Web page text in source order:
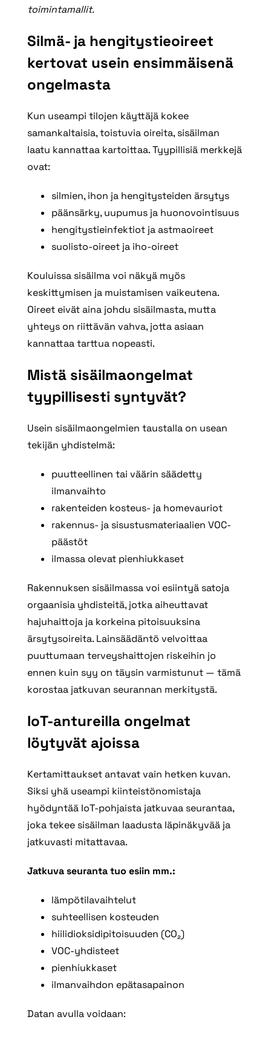
toimintamallit.
Silmä- ja hengitystieoireet
kertovat usein ensimmäisenä
ongelmasta
Kun useampi tilojen käyttäjä kokee
samankaltaisia, toistuvia oireita, sisäilman
laatu kannattaa kartoittaa. Tyypillisiä merkkejä
ovat:
silmien, ihon ja hengitysteiden ärsytys
päänsärky, uupumus ja huonovointisuus
hengitystieinfektiot ja astmaoireet
suolisto-oireet ja iho-oireet
Kouluissa sisäilma voi näkyä myös
keskittymisen ja muistamisen vaikeutena.
Oireet eivät aina johdu sisäilmasta, mutta
yhteys on riittävän vahva, jotta asiaan
kannattaa tarttua nopeasti.
Mistä sisäilmaongelmat
tyypillisesti syntyvät?
Usein sisäilmaongelmien taustalla on usean
tekijän yhdistelmä:
puutteellinen tai väärin säädetty
ilmanvaihto
rakenteiden kosteus- ja homevauriot
rakennus- ja sisustusmateriaalien VOC-
päästöt
ilmassa olevat pienhiukkaset
Rakennuksen sisäilmassa voi esiintyä satoja
orgaanisia yhdisteitä, jotka aiheuttavat
hajuhaittoja ja korkeina pitoisuuksina
ärsytysoireita. Lainsäädäntö velvoittaa
puuttumaan terveyshaittojen riskeihin jo
ennen kuin syy on täysin varmistunut — tämä
korostaa jatkuvan seurannan merkitystä.
IoT-antureilla ongelmat
löytyvät ajoissa
Kertamittaukset antavat vain hetken kuvan.
Siksi yhä useampi kiinteistönomistaja
hyödyntää IoT-pohjaista jatkuvaa seurantaa,
joka tekee sisäilman laadusta läpinäkyvää ja
jatkuvasti mitattavaa.
Jatkuva seuranta tuo esiin mm.:
lämpötilavaihtelut
suhteellisen kosteuden
hiilidioksidipitoisuuden (CO₂)
VOC-yhdisteet
pienhiukkaset
ilmanvaihdon epätasapainon
Datan avulla voidaan: